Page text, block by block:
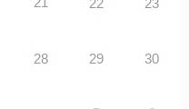
28 29 30